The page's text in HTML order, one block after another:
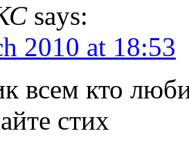
says:
2010 at 18:53
всем кто
стих